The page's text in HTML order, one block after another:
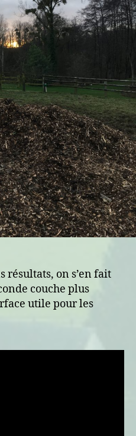
résultats, on s’en fait
couche plus
utile pour les